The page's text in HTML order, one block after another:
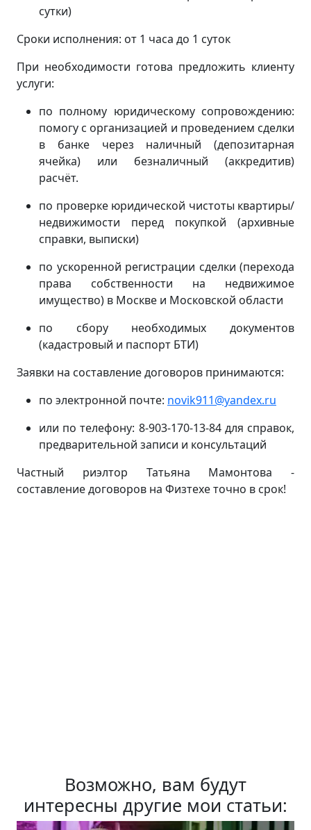
сутки)
Сроки исполнения: от 1 часа до 1 суток
При необходимости готова предложить клиенту
услуги:
по полному юридическому сопровождению:
помогу с организацией и проведением сделки
в банке через наличный (депозитарная
ячейка) или безналичный (аккредитив)
расчёт.
по проверке юридической чистоты квартиры/
недвижимости перед покупкой (архивные
справки, выписки)
по ускоренной регистрации сделки (перехода
права собственности на недвижимое
имущество) в Москве и Московской области
по сбору необходимых документов
(кадастровый и паспорт БТИ)
Заявки на составление договоров принимаются:
по электронной почте: novik911@yandex.ru
или по телефону: 8-903-170-13-84 для справок,
предварительной записи и консультаций
Частный риэлтор Татьяна Мамонтова -
составление договоров на Физтехе точно в срок!
Возможно, вам будут
интересны другие мои статьи: